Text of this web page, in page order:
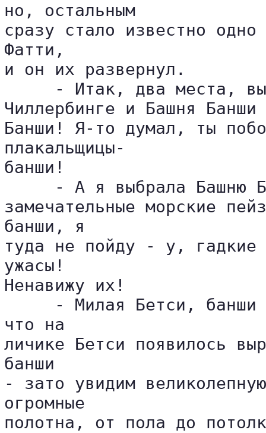
но, остальным
сразу стало известно
Фатти,
и он их развернул.
- Итак, два места,
Чиллербинге и Башня
Банши! Я-то думал, ты
плакальщицы-
банши!
- А я выбрала Башню
замечательные морские
банши, я
туда не пойду - у, гадкие
ужасы!
Ненавижу их!
- Милая Бетси,
что на
личике Бетси появилось
банши
- зато увидим
огромные
полотна, от пола до